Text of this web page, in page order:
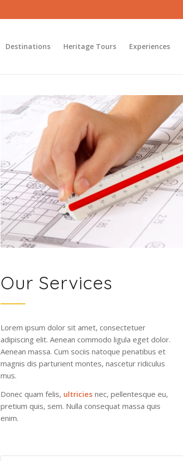
Destinations Heritage Tours Experiences
Our Services
Lorem ipsum dolor sit amet, consectetuer
adipiscing elit. Aenean commodo ligula eget dolor.
Aenean massa. Cum sociis natoque penatibus et
magnis dis parturient montes, nascetur ridiculus
mus.
Donec quam felis, ultricies nec, pellentesque eu,
pretium quis, sem. Nulla consequat massa quis
enim.